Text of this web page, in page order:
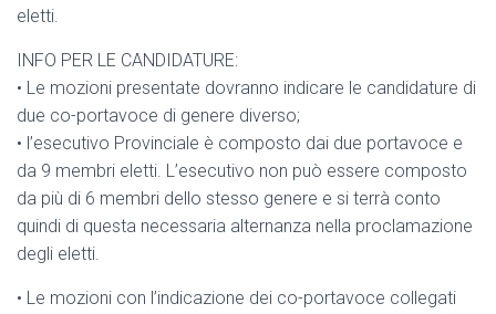
eletti.
INFO PER LE CANDIDATURE:
•⁠ ⁠Le mozioni presentate dovranno indicare le candidature di
due co-portavoce di genere diverso;
•⁠ ⁠l’esecutivo Provinciale è composto dai due portavoce e
da 9 membri eletti. L’esecutivo non può essere composto
da più di 6 membri dello stesso genere e si terrà conto
quindi di questa necessaria alternanza nella proclamazione
degli eletti.
•⁠ ⁠Le mozioni con l’indicazione dei co-portavoce collegati